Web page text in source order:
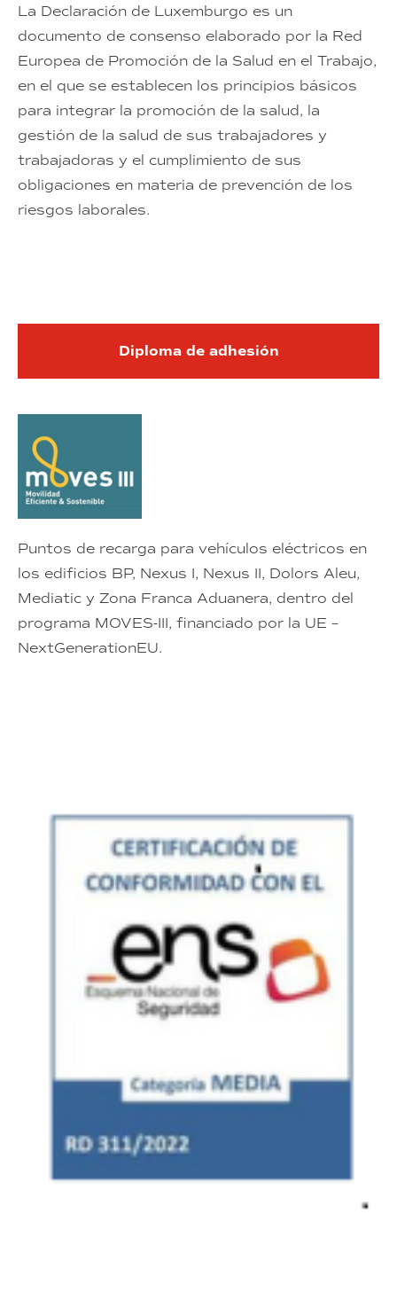
La Declaración de Luxemburgo es un
documento de consenso elaborado por la Red
Europea de Promoción de la Salud en el Trabajo,
en el que se establecen los principios básicos
para integrar la promoción de la salud, la
gestión de la salud de sus trabajadores y
trabajadoras y el cumplimiento de sus
obligaciones en materia de prevención de los
riesgos laborales.
Diploma de adhesión
Puntos de recarga para vehículos eléctricos en
los edificios BP, Nexus I, Nexus II, Dolors Aleu,
Mediatic y Zona Franca Aduanera, dentro del
programa MOVES-III, financiado por la UE –
NextGenerationEU.